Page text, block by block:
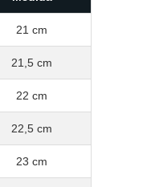
21 cm
21,5 cm
22 cm
22,5 cm
23 cm